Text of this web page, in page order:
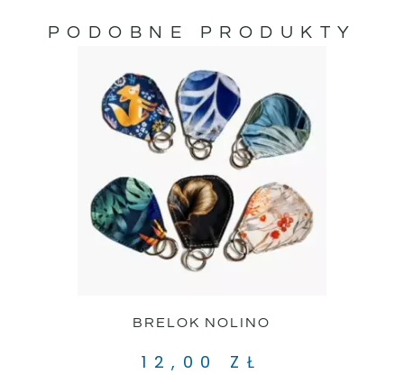
PODOBNE PRODUKTY
BRELOK NOLINO
12,00 ZŁ